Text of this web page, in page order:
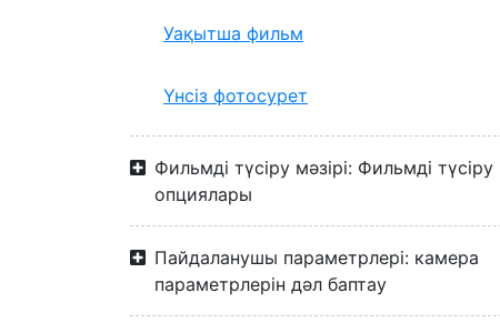
Уақытша фильм
Үнсіз фотосурет
Фильмді түсіру мәзірі: Фильмді түсіру
опциялары
Пайдаланушы параметрлері: камера
параметрлерін дәл баптау